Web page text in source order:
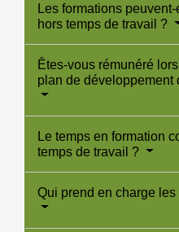
Les formations
hors temps de travail ?
Êtes-vous rémunéré
plan de développement
Le temps en formation
temps de travail ?
Qui prend en charge